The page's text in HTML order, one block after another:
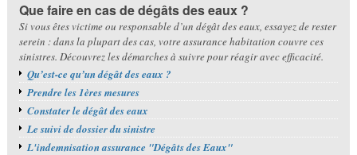
Que faire en cas de dégâts des eaux ?
Si vous êtes victime ou responsable d’un dégât des eaux, essayez de rester
serein : dans la plupart des cas, votre assurance habitation couvre ces
sinistres. Découvrez les démarches à suivre pour réagir avec efficacité.
Qu’est-ce qu’un dégât des eaux ?
Prendre les 1ères mesures
Constater le dégât des eaux
Le suivi de dossier du sinistre
L'indemnisation assurance "Dégâts des Eaux"